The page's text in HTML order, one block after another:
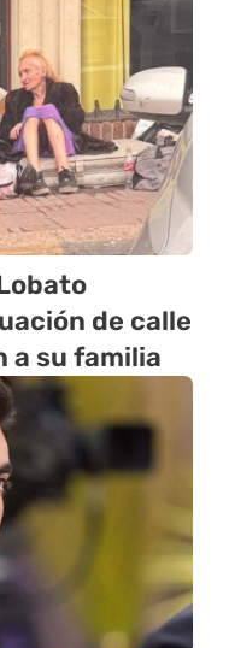
de calle
a su familia